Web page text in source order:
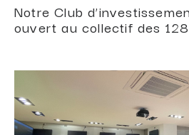
Notre Club
ouvert au collectif des